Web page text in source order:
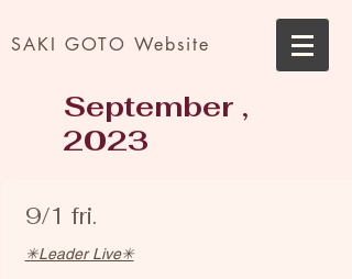
SAKI GOTO Website
September ,
2023
9/1 fri.
✳︎Leader Live✳︎